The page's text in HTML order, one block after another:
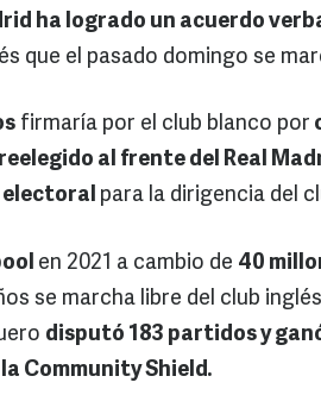
ha logrado un acuerdo
que el pasado domingo se
firmaría por el club blanco por
al frente del Real
electoral para la dirigencia del
en 2021 a cambio de 40
se marcha libre del club
disputó 183 partidos y
la Community Shield.